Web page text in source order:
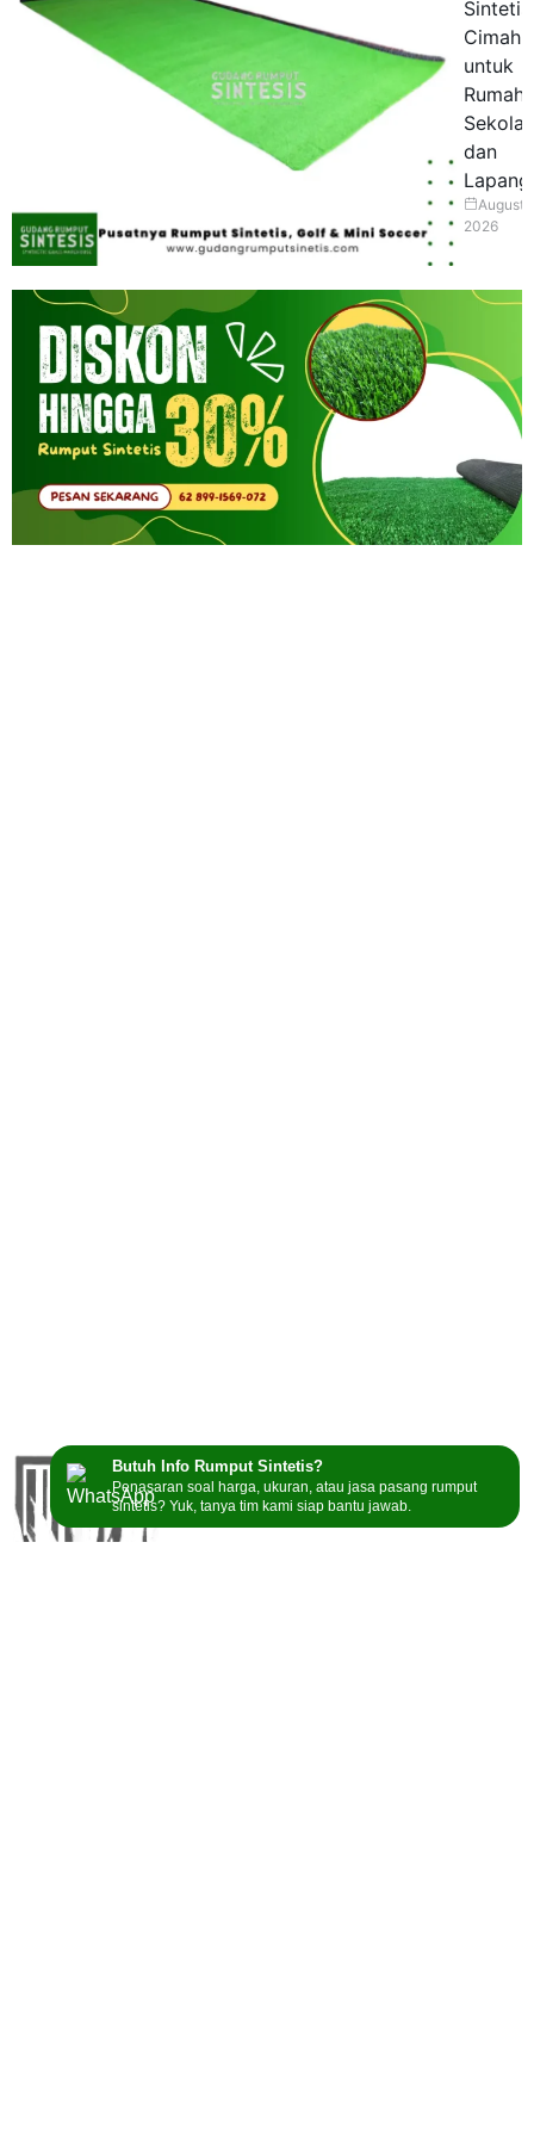
Sintetis
Cimahi
untuk
Rumah,
dan
August
2026
Butuh Info Rumput Sintetis?
Penasaran soal harga, ukuran, atau jasa pasang rumput
sintetis? Yuk, tanya tim kami siap bantu jawab.